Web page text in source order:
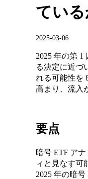
ている
2025-03-06
2025 年の第 1
る決定に近づ
れる可能性を
高まり、流入
要点
暗号 ETF ア
ィと見なす可
2025 年の暗